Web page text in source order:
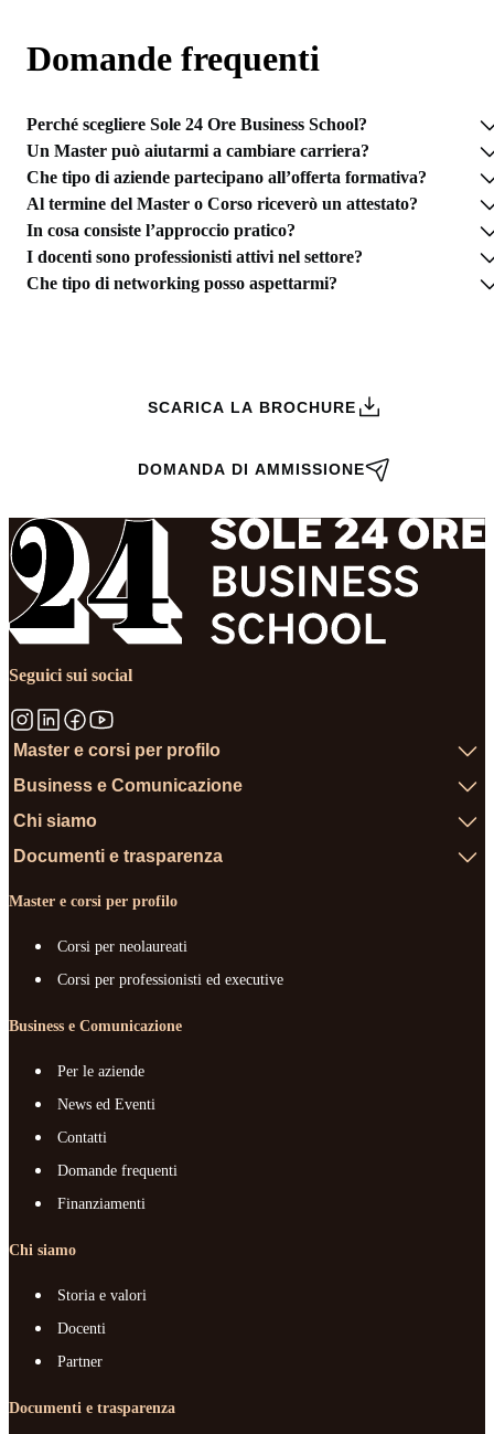
Domande frequenti
Perché scegliere Sole 24 Ore Business School?
Un Master può aiutarmi a cambiare carriera?
Che tipo di aziende partecipano all’offerta formativa?
Al termine del Master o Corso riceverò un attestato?
In cosa consiste l’approccio pratico?
I docenti sono professionisti attivi nel settore?
Che tipo di networking posso aspettarmi?
SCARICA LA BROCHURE
DOMANDA DI AMMISSIONE
Seguici sui social
Master e corsi per profilo
Business e Comunicazione
Chi siamo
Documenti e trasparenza
Master e corsi per profilo
Corsi per neolaureati
Corsi per professionisti ed executive
Business e Comunicazione
Per le aziende
News ed Eventi
Contatti
Domande frequenti
Finanziamenti
Chi siamo
Storia e valori
Docenti
Partner
Documenti e trasparenza